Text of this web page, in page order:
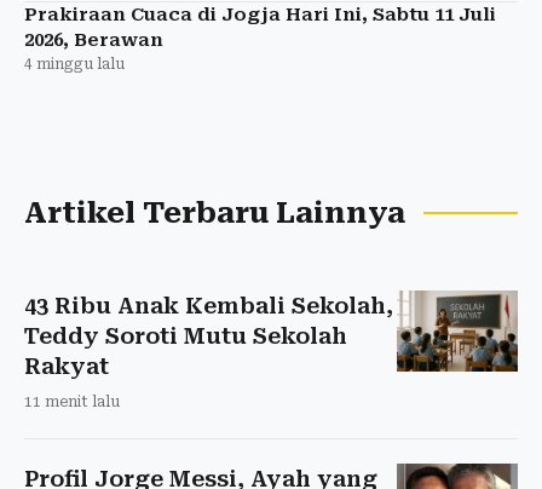
Prakiraan Cuaca di Jogja Hari Ini, Sabtu 11 Juli
2026, Berawan
4 minggu lalu
Artikel Terbaru Lainnya
43 Ribu Anak Kembali Sekolah,
Teddy Soroti Mutu Sekolah
Rakyat
11 menit lalu
Profil Jorge Messi, Ayah yang